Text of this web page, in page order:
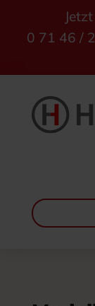
0 71 46 /